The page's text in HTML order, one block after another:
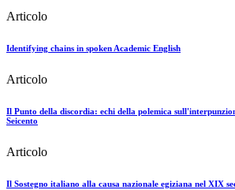
Articolo
Identifying chains in spoken Academic English
Articolo
Il Punto della discordia: echi della polemica
Seicento
Articolo
Il Sostegno italiano alla causa nazionale egiziana nel XIX